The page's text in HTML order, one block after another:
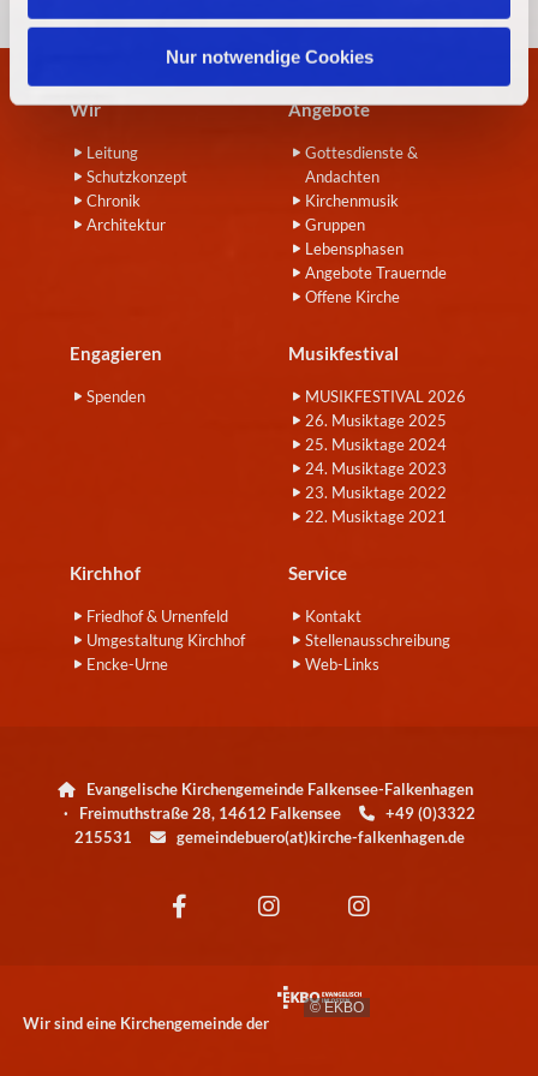
l
Nur notwendige Cookies
Wir
Leitung
Schutzkonzept
Chronik
Architektur
Angebote
Gottesdienste &
Andachten
Kirchenmusik
Gruppen
Lebensphasen
Angebote Trauernde
Offene Kirche
Engagieren
Spenden
Musikfestival
MUSIKFESTIVAL 2026
26. Musiktage 2025
25. Musiktage 2024
24. Musiktage 2023
23. Musiktage 2022
22. Musiktage 2021
Kirchhof
Friedhof & Urnenfeld
Umgestaltung Kirchhof
Encke-Urne
Service
Kontakt
Stellenausschreibung
Web-Links

Evangelische Kirchengemeinde Falkensee-Falkenhagen
· Freimuthstraße 28, 14612 Falkensee
+49 (0)3322
215531
gemeindebuero(at)kirche-falkenhagen.de
Wir sind eine Kirchengemeinde der
© EKBO